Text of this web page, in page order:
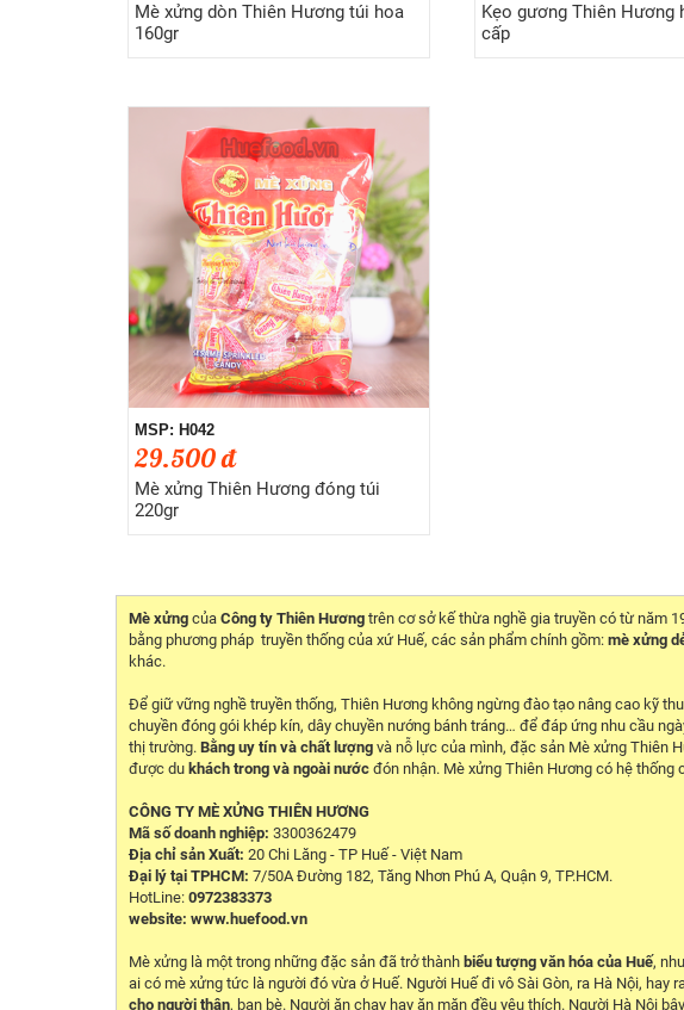
Mè xửng dòn Thiên Hương túi hoa
160gr
Kẹo gương Thiên Hương
cấp
MSP: H042
29.500 đ
Mè xửng Thiên Hương đóng túi
220gr
Mè xửng của Công ty Thiên Hương trên cơ sở kế thừa nghề gia truyền có từ năm
bằng phương pháp truyền thống của xứ Huế, các sản phẩm chính gồm: mè xửng
khác.
Để giữ vững nghề truyền thống, Thiên Hương không ngừng đào tạo nâng cao kỹ
chuyền đóng gói khép kín, dây chuyền nướng bánh tráng… để đáp ứng nhu cầu
thị trường. Bằng uy tín và chất lượng và nỗ lực của mình, đặc sản Mè xửng Thiên
được du khách trong và ngoài nước đón nhận. Mè xửng Thiên Hương có hệ
CÔNG TY MÈ XỬNG THIÊN HƯƠNG
Mã số doanh nghiệp: 3300362479
Địa chỉ sản Xuất: 20 Chi Lăng - TP Huế - Việt Nam
Đại lý tại TPHCM: 7/50A Đường 182, Tăng Nhơn Phú A, Quận 9, TP.HCM.
HotLine: 0972383373
website: www.huefood.vn
Mè xửng là một trong những đặc sản đã trở thành biểu tượng văn hóa của Huế,
ai có mè xửng tức là người đó vừa ở Huế. Người Huế đi vô Sài Gòn, ra Hà Nội, hay
cho người thân, bạn bè. Người ăn chay hay ăn mặn đều yêu thích. Người Hà Nội